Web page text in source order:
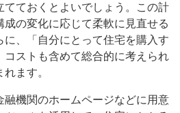
てておくとよいでしょう。この計
の変化に応じて柔軟に見直せる
に、「自分にとって住宅を購入す
コストも含めて総合的に考えられ
ます。
融機関のホームページなどに用意